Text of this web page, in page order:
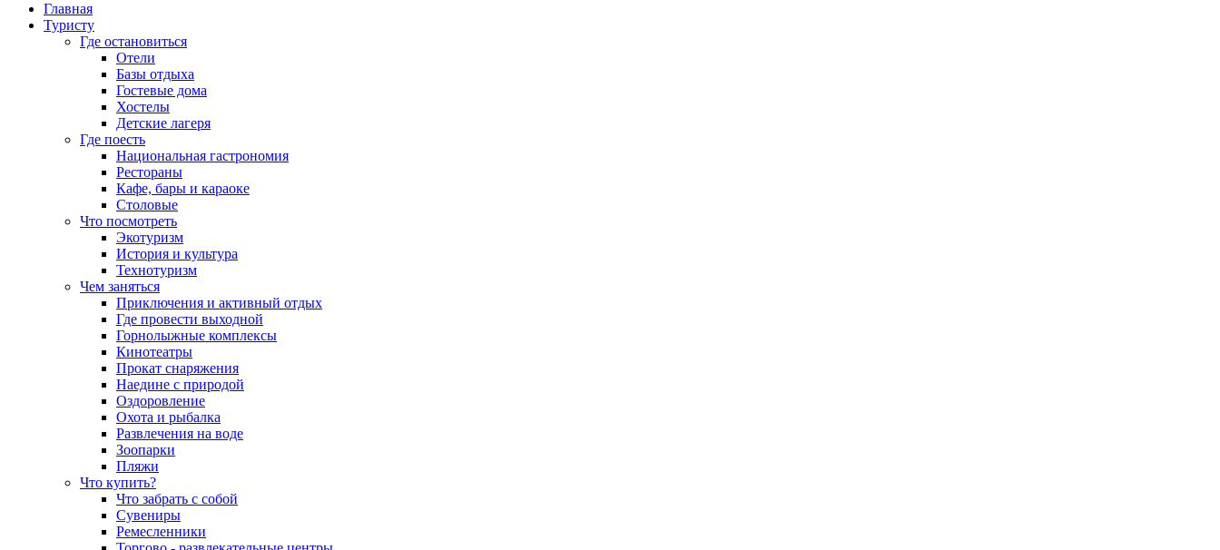
Главная
Туристу
Где остановиться
Отели
Базы отдыха
Гостевые дома
Хостелы
Детские лагеря
Где поесть
Национальная гастрономия
Рестораны
Кафе, бары и караоке
Столовые
Что посмотреть
Экотуризм
История и культура
Технотуризм
Чем заняться
Приключения и активный отдых
Где провести выходной
Горнолыжные комплексы
Кинотеатры
Прокат снаряжения
Наедине с природой
Оздоровление
Охота и рыбалка
Развлечения на воде
Зоопарки
Пляжи
Что купить?
Что забрать с собой
Сувениры
Ремесленники